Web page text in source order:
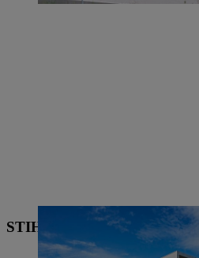
STIHL Werk 3, Wiechs am